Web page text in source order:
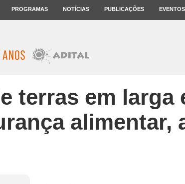
PROGRAMAS NOTÍCIAS PUBLICAÇÕES EVENTOS
terras em larga
alimentar,